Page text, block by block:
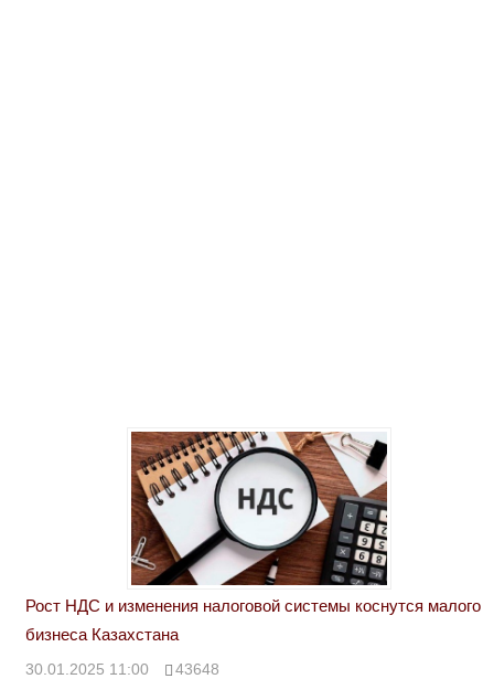
Рост НДС и изменения налоговой системы коснутся малого
бизнеса Казахстана
30.01.2025 11:00 43648